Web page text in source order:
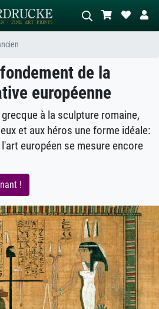
Recherche d'images IA
–
Décrivez la scène – ex. prairie verte,
abstrait avec beaucoup de rouge,
tableau sombre, nu debout près d'un
arbre.
de la
européenne
à la sculpture romaine,
et aux héros une forme idéale:
européen se mesure encore
!